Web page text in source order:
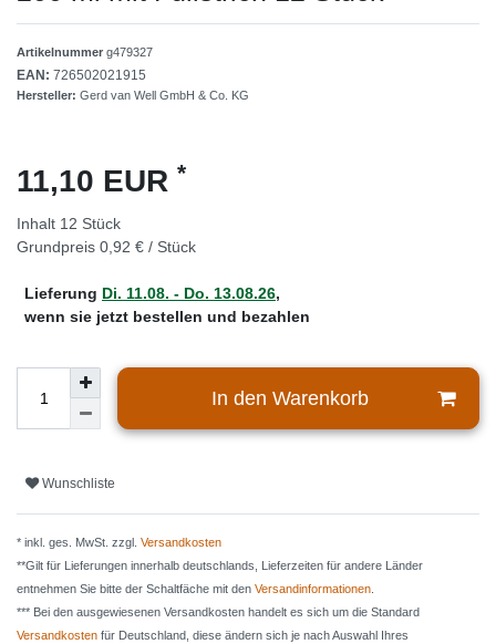
Artikelnummer g479327
EAN: 726502021915
Hersteller: Gerd van Well GmbH & Co. KG
11,10 EUR *
Inhalt 12 Stück
Grundpreis 0,92 € / Stück
Lieferung Di. 11.08. - Do. 13.08.26,
wenn sie jetzt bestellen und bezahlen
In den Warenkorb
Wunschliste
* inkl. ges. MwSt. zzgl. Versandkosten
**Gilt für Lieferungen innerhalb deutschlands, Lieferzeiten für andere Länder
entnehmen Sie bitte der Schaltfäche mit den Versandinformationen
*** Bei den ausgewiesenen Versandkosten handelt es sich um die Standard
Versandkosten für Deutschland, diese ändern sich je nach Auswahl Ihres